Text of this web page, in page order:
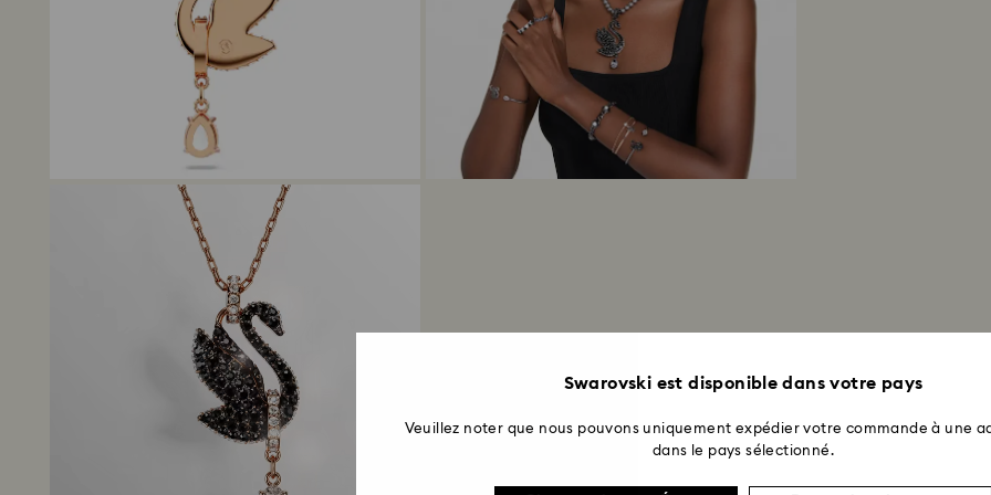
Swarovski est disponible dans votre pays
Veuillez noter que nous pouvons uniquement expédier votre commande à une
dans le pays sélectionné.